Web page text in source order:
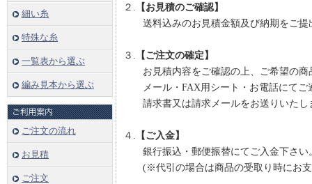
細い糸
特殊な糸
一覧表から選ぶ
編み見本から選ぶ
ご注文の流れ
お見積
ご注文
２. 【お見積のご確認】
送料込みのお見積金額及び納期をご提
３. 【ご注文の確定】
お見積内容をご確認の上、ご希望の商
メール・FAX用シート・お電話にてご
請求書又は請求メールをお送りいたし
４. 【ご入金】
銀行振込・郵便振替にてご入金下さい
(※代引の場合は商品の受取り時にお支